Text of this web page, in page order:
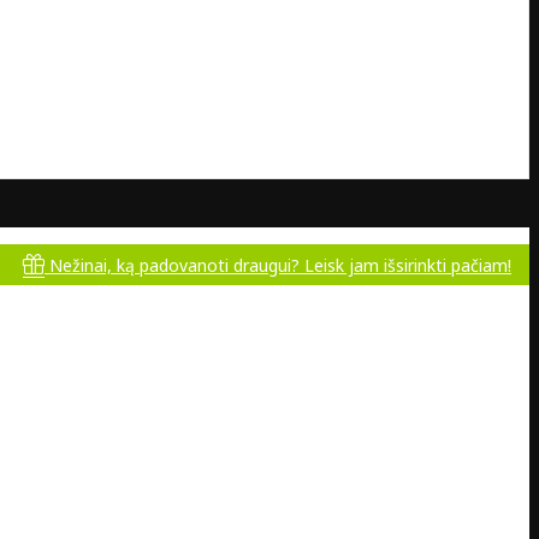
ką padovanoti draugui? Leisk jam išsirinkti pačiam!